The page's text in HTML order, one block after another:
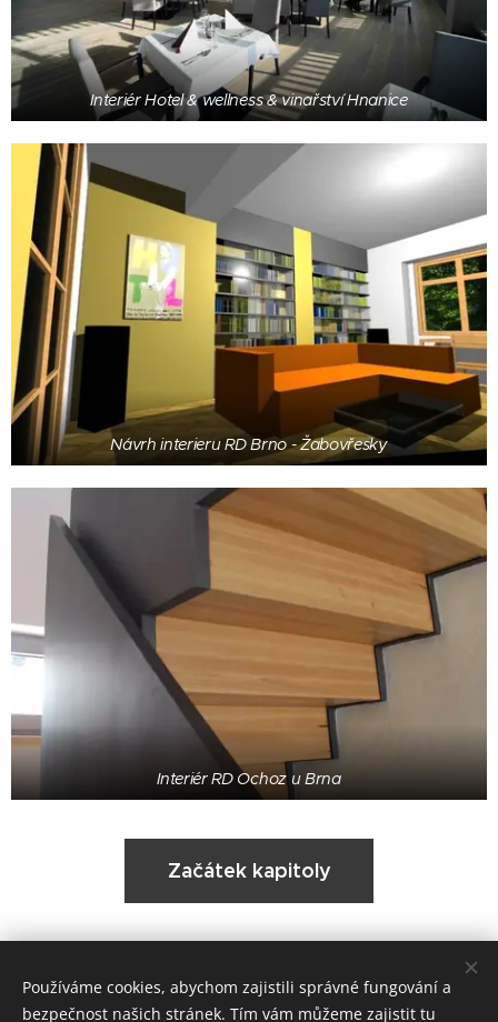
Interiér Hotel & wellness & vinařství Hnanice
Návrh interieru RD Brno - Žabovřesky
Interiér RD Ochoz u Brna
Začátek kapitoly
Kontakt
Používáme cookies, abychom zajistili správné fungování a
bezpečnost našich stránek. Tím vám můžeme zajistit tu